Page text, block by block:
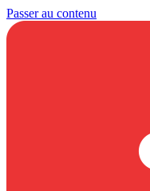
Passer au contenu